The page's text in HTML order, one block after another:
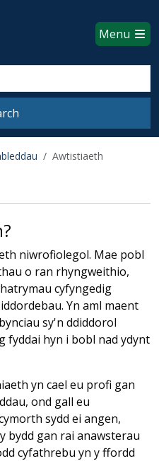
Council
Menu
Awtistiaeth
niwrofiolegol. Mae pobl
o ran rhyngweithio,
cyfyngedig
Yn aml maent
sy'n ddiddorol
fyddai hyn i bobl nad ydynt
yn cael eu profi gan
ond gall eu
sydd ei angen,
bydd gan rai anawsterau
cyfathrebu yn y ffordd